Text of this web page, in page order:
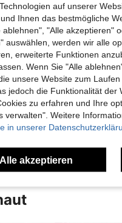
Hilfreich (0)
auf unserer
Ihnen das bestmögliche
"Alle akzeptieren"
auswählen, werden wir alle
erweiterte Funktionen
Wenn Sie "Alle
unsere Website zum
jedoch die Funktionalität der
zu erfahren und Ihre
verwalten". Weitere
in unserer
Alle akzeptieren